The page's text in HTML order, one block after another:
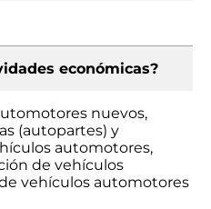
económicas?
nuevos,
(autopartes) y
automotores,
de vehículos
vehículos automotores